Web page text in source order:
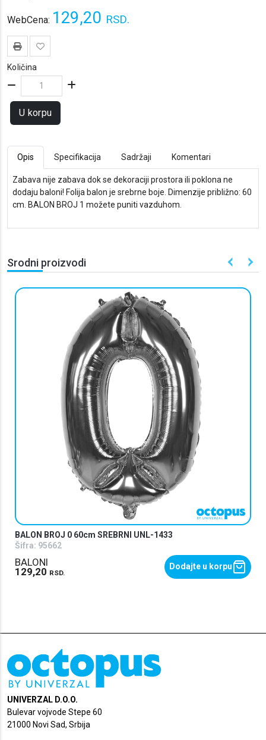
WebCena: 129,20 RSD.
Količina
U korpu
Opis Specifikacija Sadržaji Komentari
Zabava nije zabava dok se dekoraciji prostora ili poklona ne
dodaju baloni! Folija balon je srebrne boje. Dimenzije približno: 60
cm. BALON BROJ 1 možete puniti vazduhom.
Srodni proizvodi
BALON BROJ 0 60cm SREBRNI UNL-1433
Šifra: 95662
BALONI
129,20 RSD.
Dodajte u korpu
UNIVERZAL D.O.O.
Bulevar vojvode Stepe 60
21000 Novi Sad, Srbija